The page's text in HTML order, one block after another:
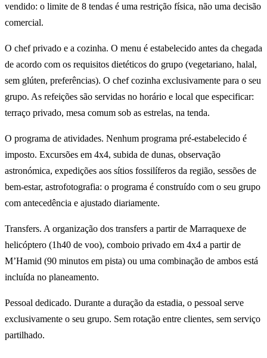
vendido: o limite de 8 tendas é uma restrição física, não uma decisão
comercial.
O chef privado e a cozinha. O menu é estabelecido antes da chegada
de acordo com os requisitos dietéticos do grupo (vegetariano, halal,
sem glúten, preferências). O chef cozinha exclusivamente para o seu
grupo. As refeições são servidas no horário e local que especificar:
terraço privado, mesa comum sob as estrelas, na tenda.
O programa de atividades. Nenhum programa pré-estabelecido é
imposto. Excursões em 4x4, subida de dunas, observação
astronómica, expedições aos sítios fossilíferos da região, sessões de
bem-estar, astrofotografia: o programa é construído com o seu grupo
com antecedência e ajustado diariamente.
Transfers. A organização dos transfers a partir de Marraquexe de
helicóptero (1h40 de voo), comboio privado em 4x4 a partir de
M’Hamid (90 minutos em pista) ou uma combinação de ambos está
incluída no planeamento.
Pessoal dedicado. Durante a duração da estadia, o pessoal serve
exclusivamente o seu grupo. Sem rotação entre clientes, sem serviço
partilhado.